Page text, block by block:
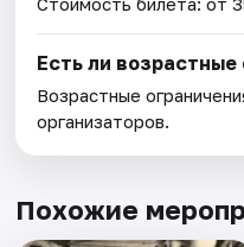
Есть ли возрастные
Возрастные
организаторов.
Похожие